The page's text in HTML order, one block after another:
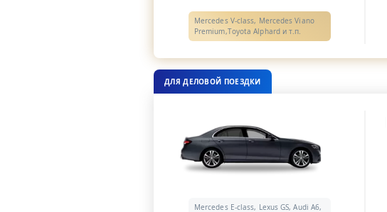
Mercedes V-class, Mercedes Viano
Premium,Toyota Alphard и т.п.
ДЛЯ ДЕЛОВОЙ ПОЕЗДКИ
Mercedes E-class, Lexus GS, Audi A6,